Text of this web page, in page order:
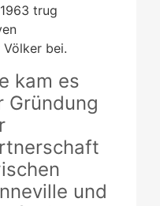
trug
bei.
kam es
Gründung
und